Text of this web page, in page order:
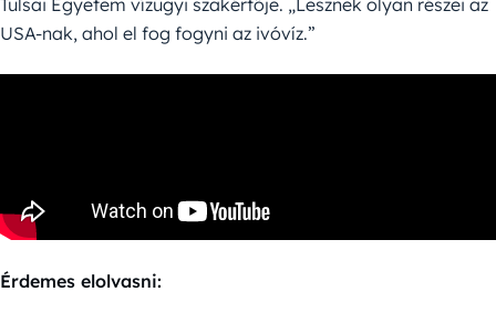
USA-nak, ahol el fog fogyni az ivóvíz.”
Érdemes elolvasni: